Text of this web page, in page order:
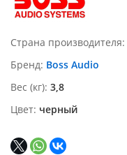
Страна производителя
Бренд Boss Audio
Вес (кг) 3,8
Цвет черный